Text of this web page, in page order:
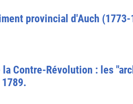
provincial d'Auch
Contre-Révolution : les